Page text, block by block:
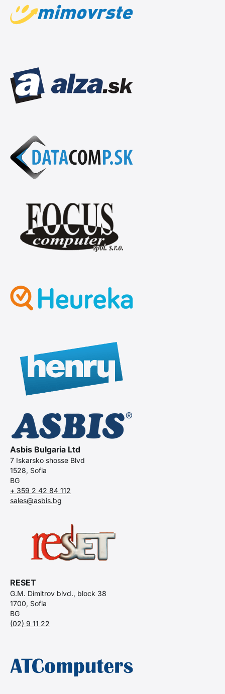
Asbis Bulgaria Ltd
7 Iskarsko shosse Blvd
1528, Sofia
BG
+ 359 2 42 84 112
sales@asbis.bg
RESET
G.M. Dimitrov blvd., block 38
1700, Sofia
BG
(02) 9 11 22